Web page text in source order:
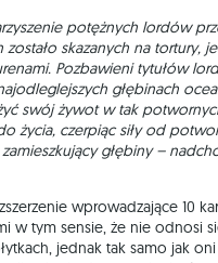
potężnych lordów
zostało skazanych na tortury,
Pozbawieni tytułów
głębinach
swój żywot w tak
życia, czerpiąc siły od
głębiny –
wprowadzające 10
w tym sensie, że nie odnosi
jednak tak samo jak